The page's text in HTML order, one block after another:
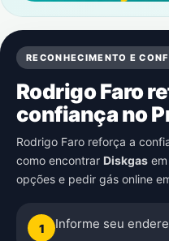
RECONHECIMENTO E
Rodrigo Faro
confiança no
Rodrigo Faro reforça a
como encontrar Diskgas em
opções e pedir gás online
1 Informe seu